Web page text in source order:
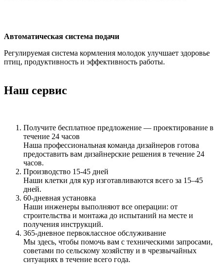
Автоматическая система подачи
Регулируемая система кормления молодок улучшает здоровье
птиц, продуктивность и эффективность работы.
Наш сервис
Получите бесплатное предложение — проектирование в
течение 24 часов
Наша профессиональная команда дизайнеров готова
предоставить вам дизайнерские решения в течение 24
часов.
Производство 15-45 дней
Наши клетки для кур изготавливаются всего за 15–45
дней.
60-дневная установка
Наши инженеры выполняют все операции: от
строительства и монтажа до испытаний на месте и
получения инструкций.
365-дневное первоклассное обслуживание
Мы здесь, чтобы помочь вам с техническими запросами,
советами по сельскому хозяйству и в чрезвычайных
ситуациях в течение всего года.